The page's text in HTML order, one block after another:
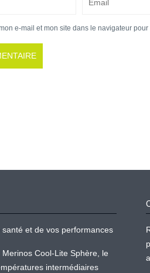
e-mail et mon site dans le navigateur
santé et de vos performances
Cool-Lite Sphère, le
intermédiaires